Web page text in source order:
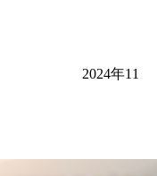
2024年11